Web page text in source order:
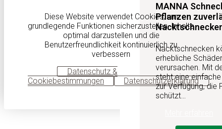
MANNA
Pflanzen
Nacktschnecken
erhebliche
verursachen. Mit
steht eine
zur Verfügung, die
schützt…
Diese Website verwendet Cookies, um
grundlegende Funktionen sicherzustellen, Inhalte
optimal darzustellen und die
Benutzerfreundlichkeit kontinuierlich zu
verbessern
Datenschutz &
Cookiebestimmungen
Datenschutzerklärung